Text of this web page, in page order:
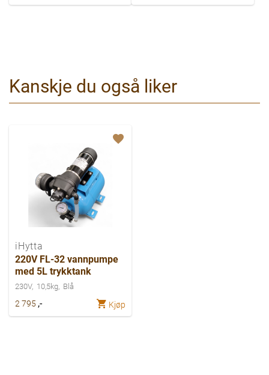
Kanskje du også liker
iHytta
220V FL-32 vannpumpe
med 5L trykktank
230V 10,5kg Blå
2 795 ,- Kjøp